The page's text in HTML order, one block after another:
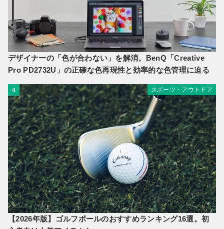
デザイナーの「色が合わない」を解消。BenQ「Creative
Pro PD2732U」の正確な色再現性と効率的な色管理に迫る
4 スポーツ・アウトドア
【2026年版】ゴルフボールのおすすめランキング16選。初